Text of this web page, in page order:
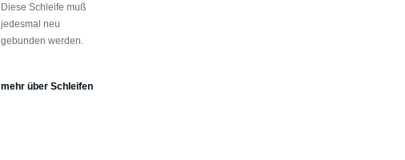
Diese Schleife muß
jedesmal neu
gebunden werden.
mehr über Schleifen